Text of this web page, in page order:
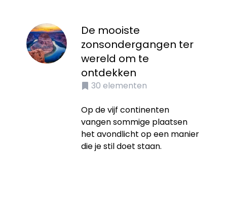
De mooiste
zonsondergangen ter
wereld om te
ontdekken
30 elementen
Op de vijf continenten
vangen sommige plaatsen
het avondlicht op een manier
die je stil doet staan.